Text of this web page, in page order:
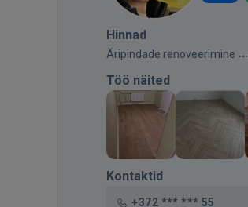
Hinnad
Äripindade renoveerimine
Töö näited
Kontaktid
+372 *** *** 55